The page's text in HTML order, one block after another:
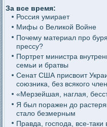
За все время:
Россия умирает
Мифы о Великой Войне
Почему материал про
прессу?
Портрет министра
семьи и братвы
Сенат США присвоит
союзника, без всякого
«Мерзейшая, наглая,
Я был поражен до
стало безмерным
Правда, господа, все-таки